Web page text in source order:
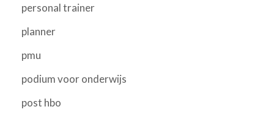
personal trainer
planner
pmu
podium voor onderwijs
post hbo